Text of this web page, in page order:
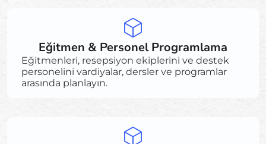
Eğitmen & Personel Programlama
Eğitmenleri, resepsiyon ekiplerini ve destek
personelini vardiyalar, dersler ve programlar
arasında planlayın.